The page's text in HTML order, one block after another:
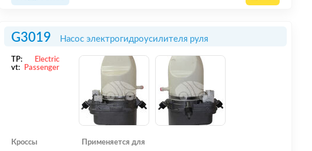
G3019 Насос электрогидроусилителя руля
TP:
Electric
vt:
Passenger
Кроссы Применяется для